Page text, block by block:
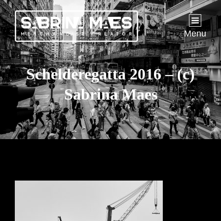
Menu
Schelderegatta 2016 – (c)
Sabrina Maes